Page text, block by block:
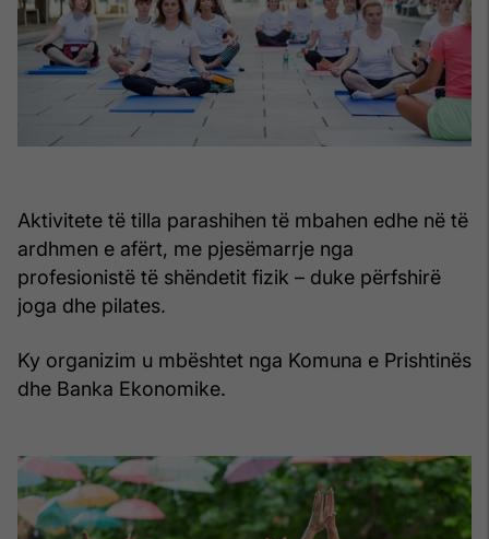
Aktivitete të tilla parashihen të mbahen edhe në të
ardhmen e afërt, me pjesëmarrje nga
profesionistë të shëndetit fizik – duke përfshirë
joga dhe pilates.
Ky organizim u mbështet nga Komuna e Prishtinës
dhe Banka Ekonomike.